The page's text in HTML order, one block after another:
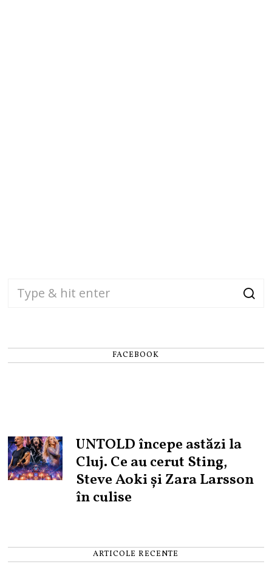
FACEBOOK
UNTOLD începe astăzi la
Cluj. Ce au cerut Sting,
Steve Aoki și Zara Larsson
în culise
ARTICOLE RECENTE